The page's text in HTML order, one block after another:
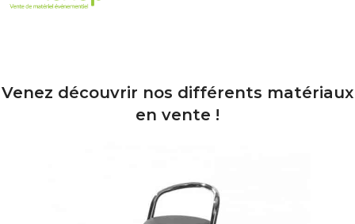
Venez découvrir nos différents matériaux
en vente !